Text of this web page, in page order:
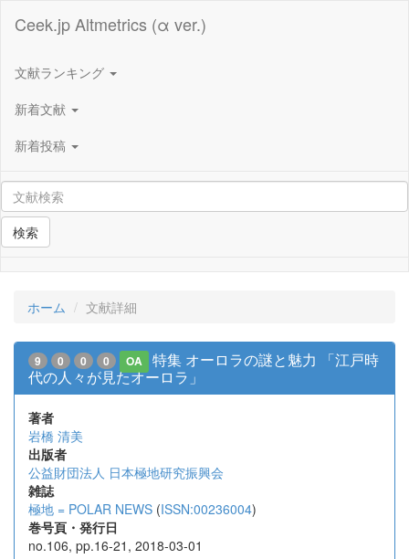
Ceek.jp Altmetrics (α ver.)
文献ランキング
新着文献
新着投稿
検索
ホーム 文献詳細
9 0 0 0 OA
特集 オーロラの謎と魅力 「江戸時
代の人々が見たオーロラ」
著者
岩橋 清美
出版者
公益財団法人 日本極地研究振興会
雑誌
極地 = POLAR NEWS (ISSN:00236004)
巻号頁・発行日
no.106, pp.16-21, 2018-03-01